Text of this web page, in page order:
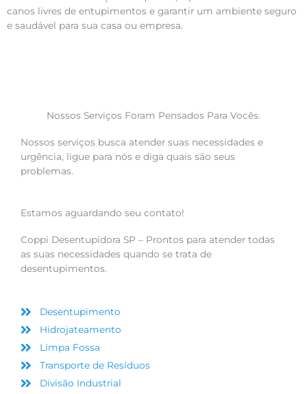
canos livres de entupimentos e garantir um ambiente seguro
e saudável para sua casa ou empresa.
Nossos Serviços Foram Pensados Para Vocês.
Nossos serviços busca atender suas necessidades e
urgência, ligue para nós e diga quais são seus
problemas.
Estamos aguardando seu contato!
Coppi Desentupidora SP – Prontos para atender todas
as suas necessidades quando se trata de
desentupimentos.
Desentupimento
Hidrojateamento
Limpa Fossa
Transporte de Resíduos
Divisão Industrial